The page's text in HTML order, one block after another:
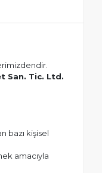
San. Tic. Ltd.
bazı kişisel
amacıyla